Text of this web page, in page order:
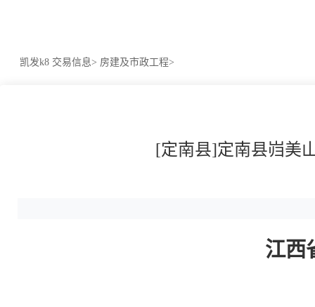
凯发k8 交易信息> 房建及市政工程>
[定南县]定南县岿美
江西